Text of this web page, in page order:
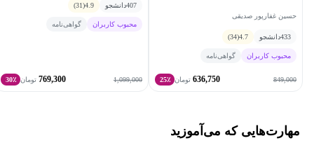
نظام مهندسی ساختمان
حسین غفارپور صدیقی
433دانشجو 4.7
(34)
محبوب کاربران گواهی‌نامه
849,000
636,750 تومان 25٪
407دانشجو 4.9
(31)
محبوب کاربران گواهی‌نامه
1,099,000
769,300 تومان 30٪
مهارت‌هایی که می‌آموزید